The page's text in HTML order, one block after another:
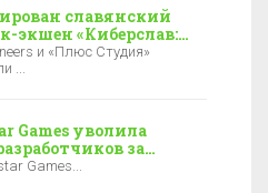
славянский
экшен «Киберслав:
— релиз уже в 2027-м
и «Плюс Студия»
...
Games уволила
за
выхода GTA 6
Games...